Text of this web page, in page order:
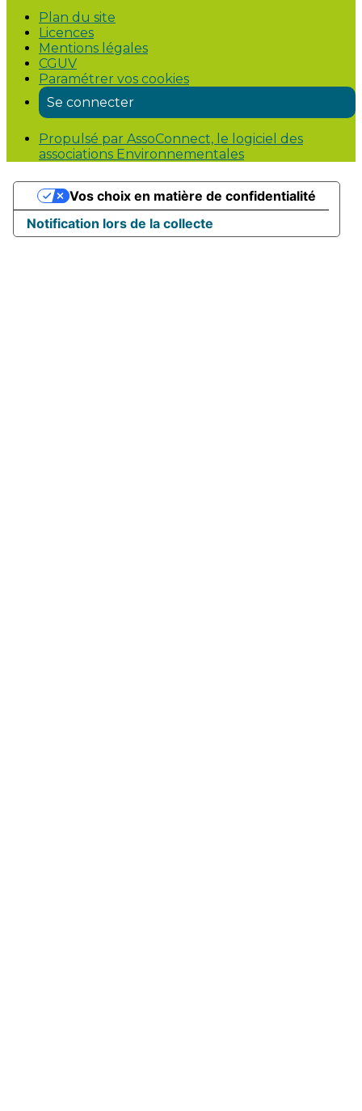
Plan du site
Licences
Mentions légales
CGUV
Paramétrer vos cookies
Se connecter
Propulsé par AssoConnect, le logiciel des
associations Environnementales
Notification lors de la collecte
Vos choix en matière de confidentialité